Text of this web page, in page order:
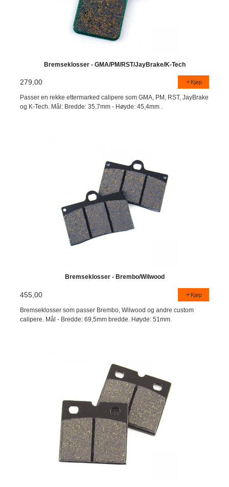
Bremseklosser - GMA/PM/RST/JayBrake/K-Tech
279,00 Kjøp
Passer en rekke ettermarked calipere som GMA, PM, RST, JayBrake
og K-Tech. Mål: Bredde: 35,7mm - Høyde: 45,4mm .
Bremseklosser - Brembo/Wilwood
455,00 Kjøp
Bremseklosser som passer Brembo, Wilwood og andre custom
calipere. Mål - Bredde: 69,5mm bredde. Høyde: 51mm.